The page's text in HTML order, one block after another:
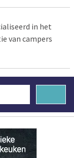
in het
van campers